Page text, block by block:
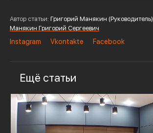
Автор статьи: Григорий Манякин (Руководитель)
Манякин Григорий Сергеевич
Instagram Vkontakte Facebook
Ещё статьи